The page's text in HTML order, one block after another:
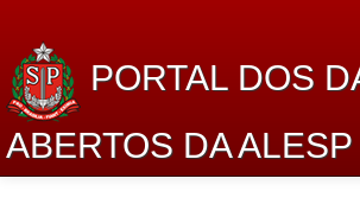
PORTAL DOS
ABERTOS DA ALESP